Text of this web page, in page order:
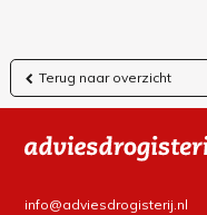
Terug naar overzicht
info@adviesdrogisterij.nl